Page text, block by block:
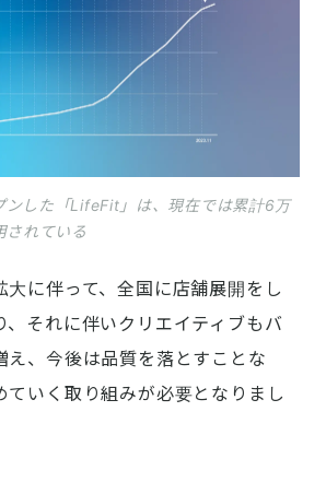
ンした「LifeFit」は、現在では累計6万
されている
大に伴って、全国に店舗展開をし
、それに伴いクリエイティブもバ
え、今後は品質を落とすことな
ていく取り組みが必要となりまし